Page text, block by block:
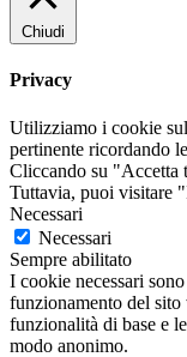
Chiudi
Privacy
Utilizziamo i cookie
pertinente ricordando
Cliccando su "Accetta
Tuttavia, puoi visitare
Necessari
Necessari
Sempre abilitato
I cookie necessari
funzionamento del
funzionalità di base e
modo anonimo.